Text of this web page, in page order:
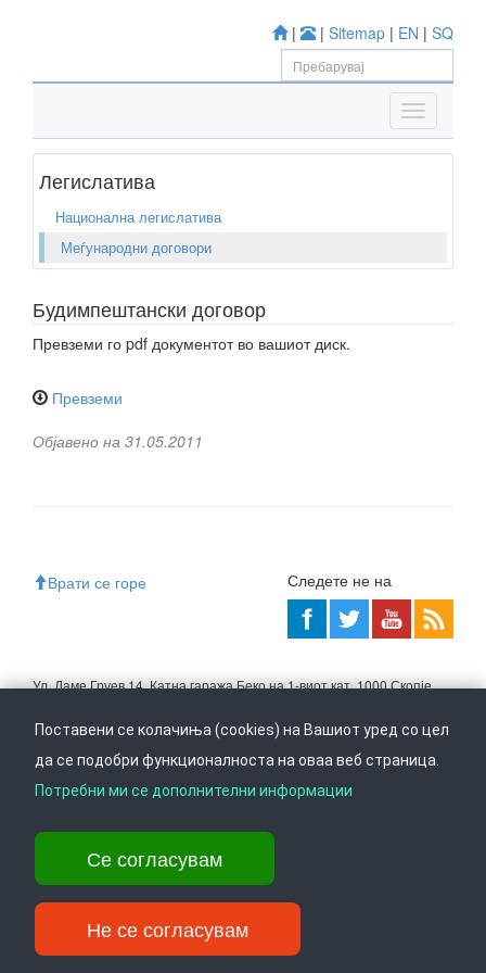
| | Sitemap | EN | SQ
Легислатива
Национална легислатива
Меѓународни договори
Будимпештански договор
Превземи го pdf документот во вашиот диск.
Превземи
Објавено на 31.05.2011
Врати се горе Следете не на
Ул. Даме Груев 14, Катна гаража Беко на 1-виот кат, 1000 Скопје,
info@ippo.gov.mk
. ·
Поставени се колачиња (cookies) на Вашиот уред со цел
да се подобри функционалноста на оваа веб страница.
Потребни ми се дополнителни информации
Се согласувам
Не се согласувам